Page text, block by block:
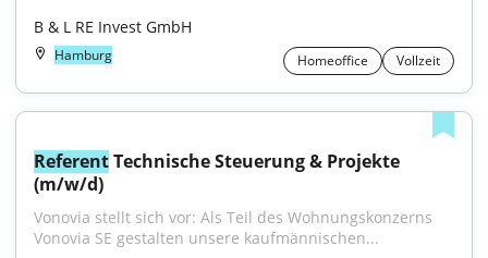
B & L RE Invest GmbH
Hamburg Homeoffice Vollzeit
Referent Technische Steuerung & Projekte
(m/w/d)
Vonovia stellt sich vor: Als Teil des Wohnungskonzerns
Vonovia SE gestalten unsere kaufmännischen...